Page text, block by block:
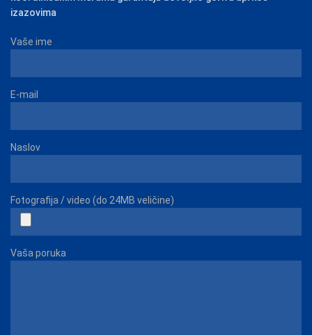
izazovima
Vaše ime
E-mail
Naslov
Fotografija / video (do 24MB veličine)
Vaša poruka